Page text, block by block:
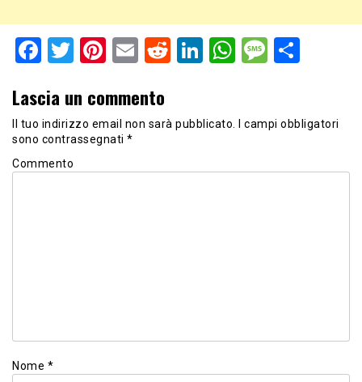
Facebook
Twitter
Pinterest
EmailRedditLinkedIn
WhatsApp
Lascia un commento
Il tuo indirizzo email non sarà pubblicato.
I campi obbligatori
sono contrassegnati *
Commento
Nome *